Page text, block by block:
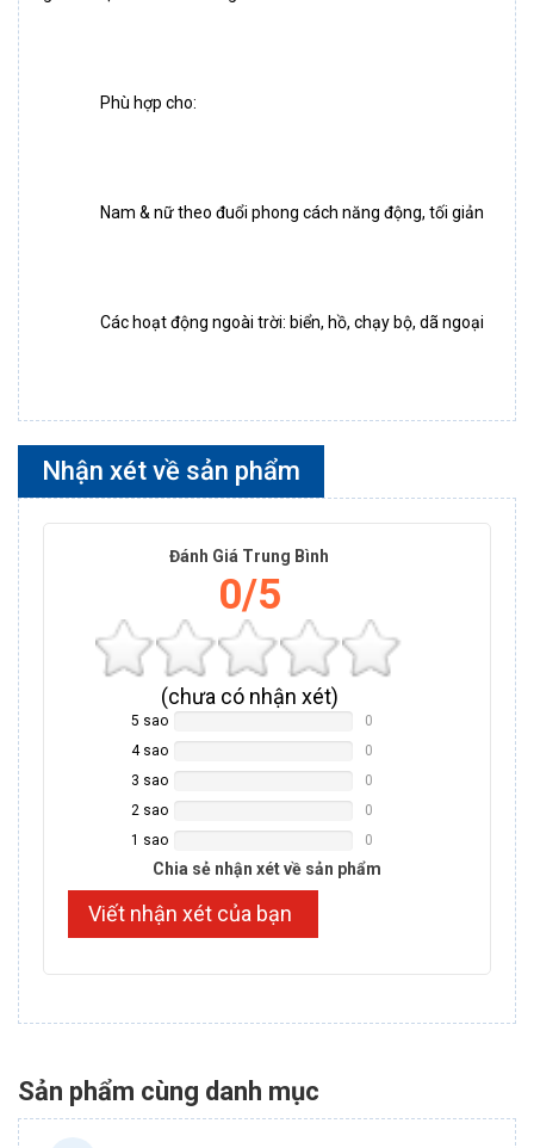
		Phù hợp cho:
		Nam & nữ theo đuổi phong cách năng động, tối giản
		Các hoạt động ngoài trời: biển, hồ, chạy bộ, dã ngoại
Nhận xét về sản phẩm
Đánh Giá Trung Bình
0/5
(chưa cónhận xét)
5 sao
Complete
0
4 sao
Complete
0
3 sao
Complete
0
2 sao
Complete
0
1 sao
Complete
0
Chia sẻ nhận xét về sản phẩm
Viết nhận xét của bạn
Sản phẩm cùng danh mục